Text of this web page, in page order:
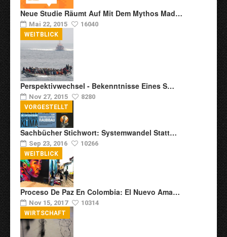
Neue Studie Räumt Auf Mit Dem Mythos Mad…
Mai 22, 2015 16040
Perspektivwechsel - Bekenntnisse Eines S…
Nov 27, 2015 8280
WEITBLICK
Sachbücher Stichwort: Systemwandel Statt…
Sep 23, 2016 10266
VORGESTELLT
Proceso De Paz En Colombia: El Nuevo Ama…
Nov 15, 2017 10314
WEITBLICK
WIRTSCHAFT